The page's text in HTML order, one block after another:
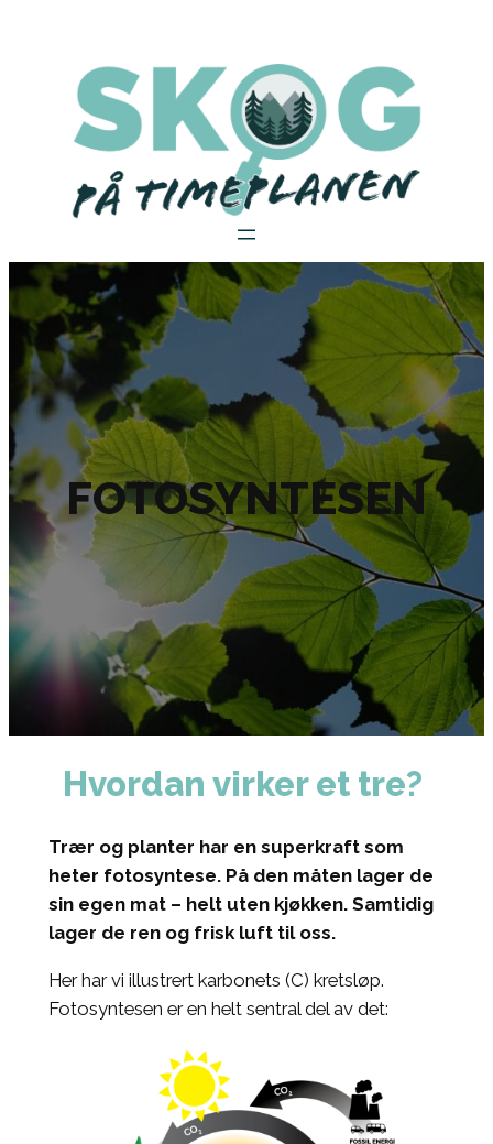
FOTOSYNTESEN
Hvordan virker et tre?
Trær og planter har en superkraft som
heter fotosyntese. På den måten lager de
sin egen mat – helt uten kjøkken. Samtidig
lager de ren og frisk luft til oss.
Her har vi illustrert karbonets (C) kretsløp.
Fotosyntesen er en helt sentral del av det: